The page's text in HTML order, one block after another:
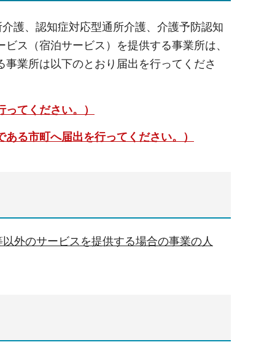
護、認知症対応型通所介護、介護予防認知
ス（宿泊サービス）を提供する事業所は、
業所は以下のとおり届出を行ってくださ
てください。）
る市町へ届出を行ってください。）
外のサービスを提供する場合の事業の人